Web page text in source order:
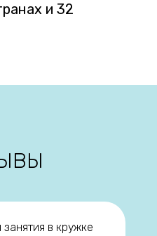
и 32
занятия в кружке